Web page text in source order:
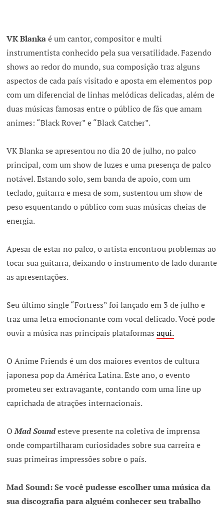
VK Blankaé um cantor, compositor e multi
instrumentista conhecido pela sua versatilidade. Fazendo
shows ao redor do mundo, sua composição traz alguns
aspectos de cada país visitado e aposta em elementos pop
com um diferencial de linhas melódicas delicadas, além de
duas músicas famosas entre o público de fãs que amam
animes: “Black Rover” e “Black Catcher”.
VK Blanka se apresentou no dia 20 de julho, no palco
principal, com um show de luzes e uma presença de palco
notável. Estando solo, sem banda de apoio, com um
teclado, guitarra e mesa de som, sustentou um show de
peso esquentando o público com suas músicas cheias de
energia.
Apesar de estar no palco, o artista encontrou problemas ao
tocar sua guitarra, deixando o instrumento de lado durante
as apresentações.
Seu último single “Fortress” foi lançado em 3 de julho e
traz uma letra emocionante com vocal delicado. Você pode
ouvir a música nas principais plataformasaqui.
O Anime Friends é um dos maiores eventos de cultura
japonesa pop da América Latina. Este ano, o evento
prometeu ser extravagante, contando com uma line up
caprichada de atrações internacionais.
OMad Soundesteve presente na coletiva de imprensa
onde compartilharam curiosidades sobre sua carreira e
suas primeiras impressões sobre o país.
Mad Sound: Se você pudesse escolher uma música da
sua discografia para alguém conhecer seu trabalho